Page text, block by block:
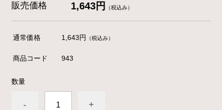
販売価格 1,643円 （税込み）
通常価格 1,643円 （税込み）
商品コード 943
数量
- +